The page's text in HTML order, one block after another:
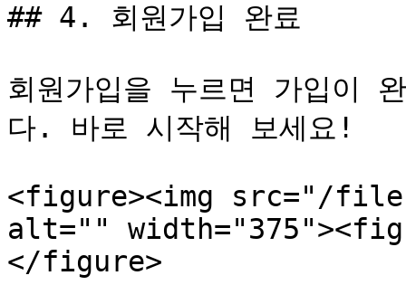
## 4. 회원가입 완료
회원가입을 누르면 가입이
다. 바로 시작해 보세요!
<figure><img src="/files/
alt=""